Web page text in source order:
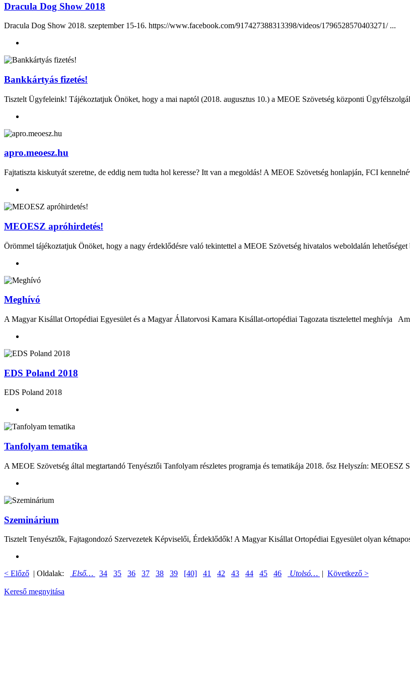
Dracula Dog Show 2018
Dracula Dog Show 2018. szeptember 15-16. https://www.facebook.com/917427388313398/videos/1796528570403271/ ...
Bankkártyás fizetés!
Tisztelt Ügyfeleink! Tájékoztatjuk Önöket, hogy a mai naptól (2018. augusztus 10.) a MEOE Szövetség központi
apro.meoesz.hu
Fajtatiszta kiskutyát szeretne, de eddig nem tudta hol keresse? Itt van a megoldás! A MEOE Szövetség honlapján, FCI
MEOESZ apróhirdetés!
Örömmel tájékoztatjuk Önöket, hogy a nagy érdeklődésre való tekintettel a MEOE Szövetség hivatalos weboldalán
Meghívó
A Magyar Kisállat Ortopédiai Egyesület és a Magyar Állatorvosi Kamara Kisállat-ortopédiai Tagozata tisztelettel meghívja
EDS Poland 2018
EDS Poland 2018
Tanfolyam tematika
A MEOE Szövetség által megtartandó Tenyésztői Tanfolyam részletes programja és tematikája 2018. ősz Helyszín: MEOESZ
Szeminárium
Tisztelt Tenyésztők, Fajtagondozó Szervezetek Képviselői, Érdeklődők! A Magyar Kisállat Ortopédiai Egyesület olyan
< Előző | Oldalak: Első… 34 35 36 37 38 39 [40] 41 42 43 44 45 46 Utolsó… | Következő >
Kereső megnyitása